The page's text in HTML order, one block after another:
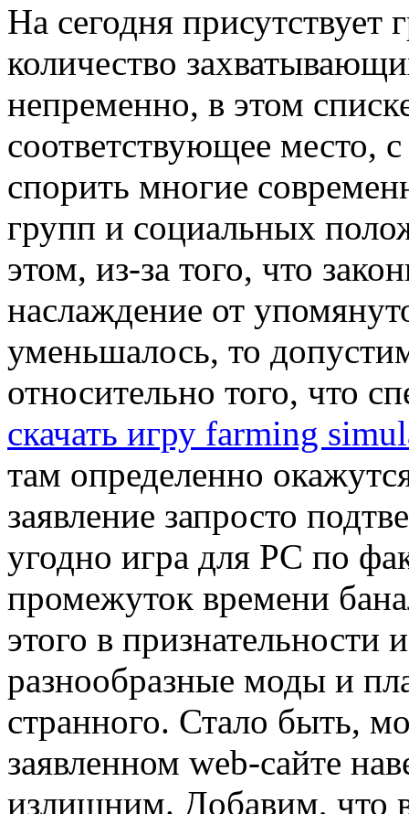
На сегодня присутствует
количество
непременно, в этом
соответствующее место,
спорить многие
групп и социальных
этом, из-за того, что
наслаждение от
уменьшалось, то
относительно того, что
скачать игру farming
там определенно
заявление запросто
угодно игра для PC по
промежуток времени
этого в признательности
разнообразные моды и
странного. Стало быть,
заявленном web-сайте
излишним. Добавим, что